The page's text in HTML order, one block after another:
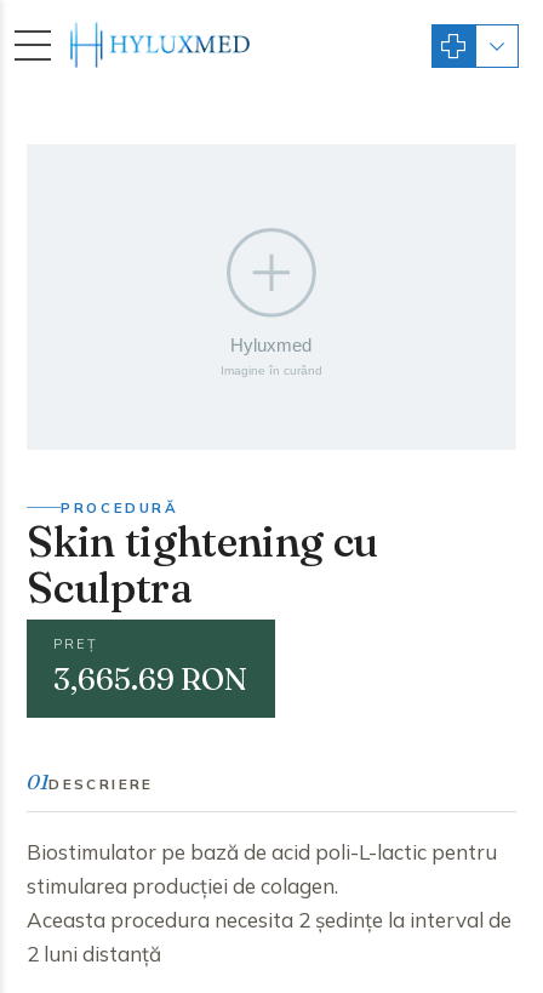
PROCEDURĂ
Skin tightening cu
Sculptra
PREȚ
3,665.69 RON
01DESCRIERE
Biostimulator pe bază de acid poli-L-lactic pentru
stimularea producției de colagen.
Aceasta procedura necesita 2 ședințe la interval de
2 luni distanță